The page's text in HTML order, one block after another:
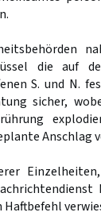
die auf
S. und N.
sicher,
Anschlag